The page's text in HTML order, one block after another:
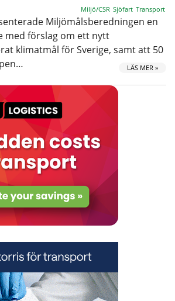
Miljö/CSR Sjöfart Transport
Miljömålsberedningen en
med förslag om ett nytt
klimatmål för Sverige, samt att 50
LÄS MER »